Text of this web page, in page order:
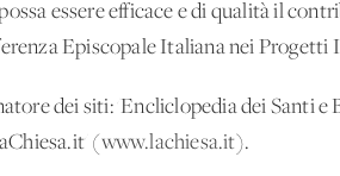
essere efficace e di qualità il
Episcopale Italiana nei
dei siti: 'Encliclopedia dei Santi e
(www.lachiesa.it).